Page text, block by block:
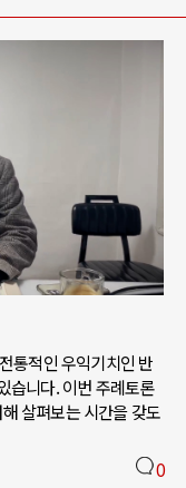
통적인 우익기치인 반
습니다. 이번 주례토론
살펴보는 시간을 갖도
0